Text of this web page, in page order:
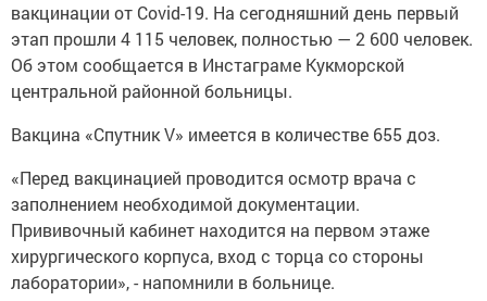
вакцинации от Covid-19. На сегодняшний день первый
этап прошли 4 115 человек, полностью — 2 600 человек.
Об этом сообщается в Инстаграме Кукморской
центральной районной больницы.
Вакцина «Спутник V» имеется в количестве 655 доз.
«Перед вакцинацией проводится осмотр врача с
заполнением необходимой документации.
Прививочный кабинет находится на первом этаже
хирургического корпуса, вход с торца со стороны
лаборатории», - напомнили в больнице.